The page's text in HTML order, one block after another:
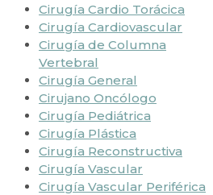
Cirugía Cardio Torácica
Cirugía Cardiovascular
Cirugía de Columna
Vertebral
Cirugía General
Cirujano Oncólogo
Cirugía Pediátrica
Cirugía Plástica
Cirugía Reconstructiva
Cirugía Vascular
Cirugía Vascular Periférica